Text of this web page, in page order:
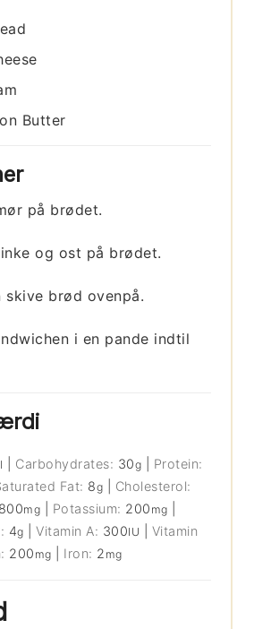
Butter
på brødet.
og ost på brødet.
brød ovenpå.
i en pande indtil
Carbohydrates: 30g
Protein:
Fat: 8g
Cholesterol:
800mg Potassium: 200 mg
4g |Vitamin A: 300IU
Vitamin
200 mg Iron: 2 mg